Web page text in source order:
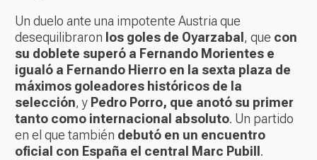
Un duelo ante una impotente Austria que
desequilibraron los goles de Oyarzabal , que con
su doblete superó a Fernando Morientes e
igualó a Fernando Hierro en la sexta plaza de
máximos goleadores históricos de la
selección, y Pedro Porro, que anotó su primer
tanto como internacional absoluto. Un partido
en el que también debutó en un encuentro
oficial con España el central Marc Pubill .